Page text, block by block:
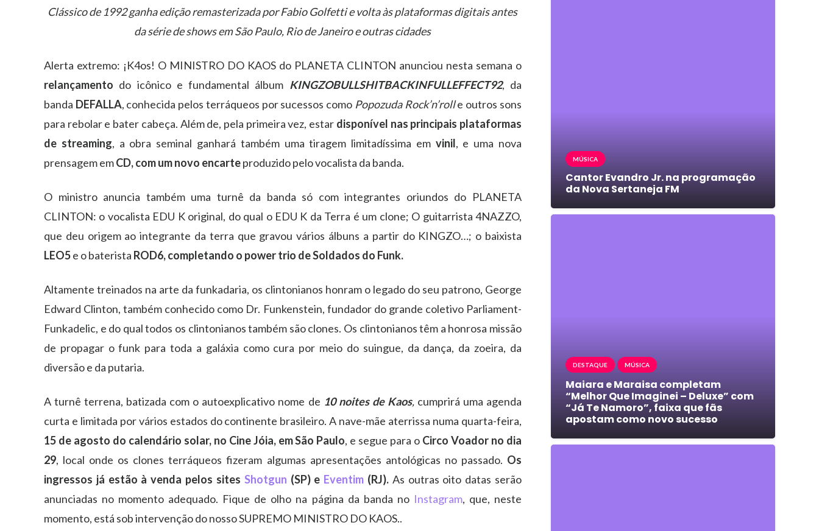
Clássico de 1992 ganha edição remasterizada por Fabio Golfetti e volta às plataformas digitais antes
da série de shows em São Paulo, Rio de Janeiro e outras cidades
Alerta extremo: ¡K4os! O MINISTRO DO KAOS do PLANETA CLINTON anunciou nesta semana o
relançamento do icônico e fundamental álbum KINGZOBULLSHITBACKINFULLEFFECT92, da
banda DEFALLA, conhecida pelos terráqueos por sucessos como Popozuda Rock’n’rolle outros sons
para rebolar e bater cabeça. Além de, pela primeira vez, estar disponível nas principais plataformas
de streaming, a obra seminal ganhará também uma tiragem limitadíssima em vinil, e uma nova
prensagem emCD, com um novo encarteproduzido pelo vocalista da banda.
O ministro anuncia também uma turnê da banda só com integrantes oriundos do PLANETA
CLINTON: o vocalista EDU K original, do qual o EDU K da Terra é um clone; O guitarrista 4NAZZO,
que deu origem ao integrante da terra que gravou vários álbuns a partir do KINGZO…; o baixista
LEO5e o baterista ROD6, completando o power trio de Soldados do Funk.
Altamente treinados na arte da funkadaria, os clintonianos honram o legado do seu patrono, George
Edward Clinton, também conhecido como Dr. Funkenstein, fundador do grande coletivo Parliament-
Funkadelic, e do qual todos os clintonianos também são clones. Os clintonianos têm a honrosa missão
de propagar o funk para toda a galáxia como cura por meio do suingue, da dança, da zoeira, da
diversão e da putaria.
A turnê terrena, batizada com o autoexplicativo nome de 10 noites de Kaos, cumprirá uma agenda
curta e limitada por vários estados do continente brasileiro. A nave-mãe aterrissa numa quarta-feira,
15 de agosto do calendário solar, no Cine Jóia, em São Paulo, e segue para o Circo Voador no dia
29, local onde os clones terráqueos fizeram algumas apresentações antológicas no passado. Os
ingressos já estão à venda pelos sites Shotgun (SP) e Eventim (RJ). As outras oito datas serão
anunciadas no momento adequado. Fique de olho na página da banda no Instagram, que, neste
momento, está sob intervenção do nosso SUPREMO MINISTRO DO KAOS..
MÚSICA
Cantor Evandro Jr. na programação
da Nova Sertaneja FM
DESTAQUE MÚSICA
Maiara e Maraisa completam
“Melhor Que Imaginei – Deluxe” com
“Já Te Namoro”, faixa que fãs
apostam como novo sucesso